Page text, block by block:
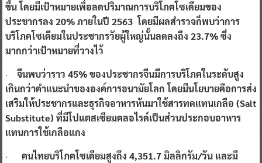
ขึ้น โดยมีเป้าหมายเพื่อลดปริมาณการบริโภคโซเดียมของ
ประชากรลง 20% ภายในปี 2563 โดยมีผลสำรวจก็พบว่าการ
บริโภคโซเดียมในประชากรวัยผู้ใหญ่นั้นลดลงถึง 23.7% ซึ่ง
มากกว่าเป้าหมายที่วางไว้
· จีนพบว่าราว 45% ของประชากรจีนมีการบริโภคในระดับสูง
เกินกว่าคำแนะนำขององค์การอนามัยโลก โดยมีนโยบายคือการส่ง
เสริมให้ประชากรและธุรกิจอาหารหันมาใช้สารทดแทนเกลือ (Salt
Substitute) ที่มีโปแตสเซียมคลอไรด์เป็นส่วนประกอบอาหาร
แทนการใช้เกลือแกง
· คนไทยบริโภคโซเดียมสูงถึง 4,351.7 มิลลิกรัม/วัน และมี